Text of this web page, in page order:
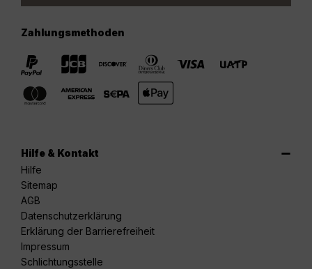
Zahlungsmethoden
Hilfe & Kontakt
Hilfe
Sitemap
AGB
Datenschutzerklärung
Erklärung der Barrierefreiheit
Impressum
Schlichtungsstelle